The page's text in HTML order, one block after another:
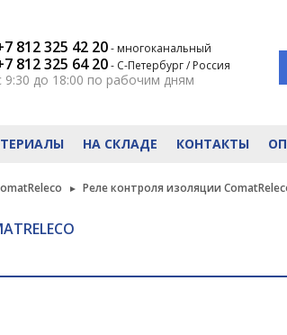
812 325 42 20- многоканальный
812 325 64 20- С-Петербург / Россия
9:30 до 18:00 по рабочим дням
НА СКЛАДЕ КОНТАКТЫ
Реле контроля изоляции